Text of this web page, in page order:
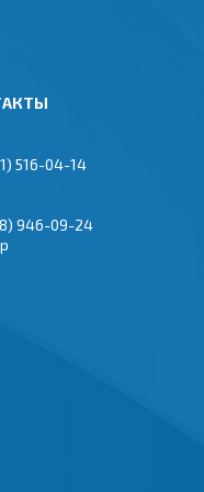
516-04-14
946-09-24